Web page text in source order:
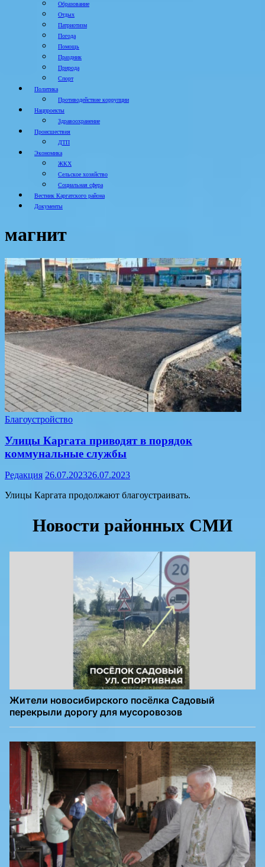
Образование
Отдых
Патриотизм
Погода
Помощь
Праздник
Природа
Спорт
Политика
Противодействие коррупции
Нацпроекты
Здравоохранение
Происшествия
ДТП
Экономика
ЖКХ
Сельское хозяйство
Социальная сфера
Вестник Каргатского района
Документы
магнит
Благоустройство
Улицы Каргата приводят в порядок
коммунальные службы
Редакция 26.07.202326.07.2023
Улицы Каргата продолжают благоустраивать.